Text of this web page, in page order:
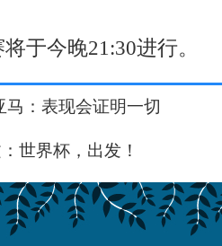
于今晚21:30进行。
马：表现会证明一切
世界杯，出发！